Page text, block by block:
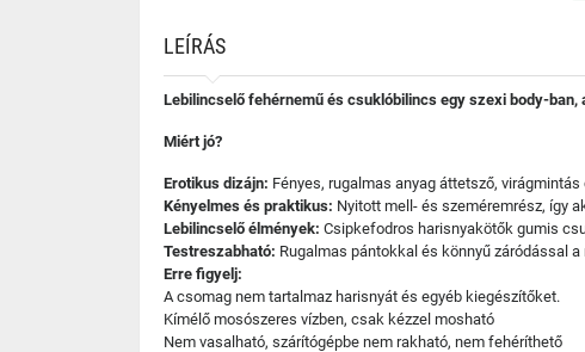
LEÍRÁS
Lebilincselő fehérnemű és csuklóbilincs egy szexi body-
Miért jó?
Erotikus dizájn: Fényes, rugalmas anyag áttetsző,
Kényelmes és praktikus: Nyitott mell- és szeméremrész, így
Lebilincselő élmények: Csipkefodros harisnyakötők gumis
Testreszabható: Rugalmas pántokkal és könnyű záródással a
Erre figyelj:
A csomag nem tartalmaz harisnyát és egyéb kiegészítőket.
Kímélő mosószeres vízben, csak kézzel mosható
Nem vasalható, szárítógépbe nem rakható, nem fehéríthető